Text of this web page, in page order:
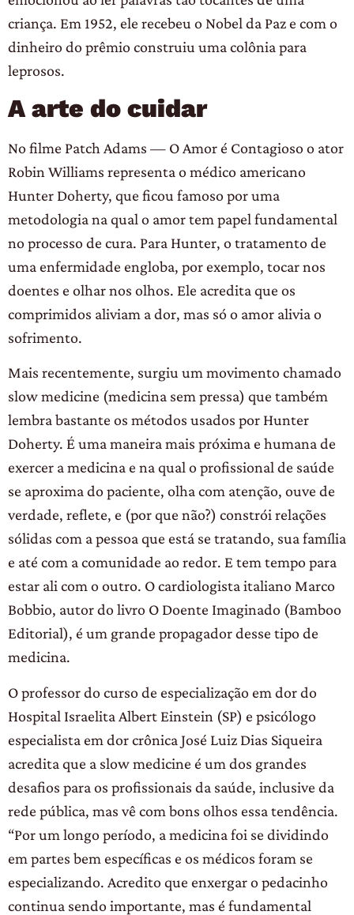
criança. Em 1952, ele recebeu o Nobel da Paz e com o
dinheiro do prêmio construiu uma colônia para
leprosos.
A arte do cuidar
No filme Patch Adams — O Amor é Contagioso o ator
Robin Williams representa o médico americano
Hunter Doherty, que ficou famoso por uma
metodologia na qual o amor tem papel fundamental
no processo de cura. Para Hunter, o tratamento de
uma enfermidade engloba, por exemplo, tocar nos
doentes e olhar nos olhos. Ele acredita que os
comprimidos aliviam a dor, mas só o amor alivia o
sofrimento.
Mais recentemente, surgiu um movimento chamado
slow medicine (medicina sem pressa) que também
lembra bastante os métodos usados por Hunter
Doherty. É uma maneira mais próxima e humana de
exercer a medicina e na qual o profissional de saúde
se aproxima do paciente, olha com atenção, ouve de
verdade, reflete, e (por que não?) constrói relações
sólidas com a pessoa que está se tratando, sua família
e até com a comunidade ao redor. E tem tempo para
estar ali com o outro. O cardiologista italiano Marco
Bobbio, autor do livro O Doente Imaginado (Bamboo
Editorial), é um grande propagador desse tipo de
medicina.
O professor do curso de especialização em dor do
Hospital Israelita Albert Einstein (SP) e psicólogo
especialista em dor crônica José Luiz Dias Siqueira
acredita que a slow medicine é um dos grandes
desafios para os profissionais da saúde, inclusive da
rede pública, mas vê com bons olhos essa tendência.
“Por um longo período, a medicina foi se dividindo
em partes bem específicas e os médicos foram se
especializando. Acredito que enxergar o pedacinho
continua sendo importante, mas é fundamental